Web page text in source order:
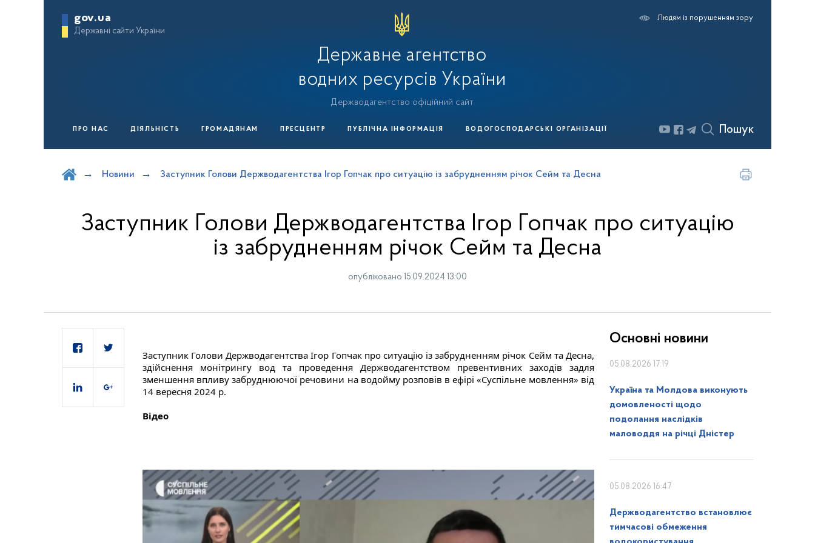
gov.ua
Державні сайти України
Державне агентство
водних ресурсів України
Держводагентство офіційний сайт
Людям із порушенням зору
ПРО НАС ДІЯЛЬНІСТЬ ГРОМАДЯНАМ ПРЕСЦЕНТР ПУБЛІЧНА ІНФОРМАЦІЯ ВОДОГОСПОДАРСЬКІ ОРГАНІЗАЦІЇ Пошук
Новини Заступник Голови Держводагентства Ігор Гопчак про ситуацію із забрудненням річок Сейм та Десна
Заступник Голови Держводагентства Ігор Гопчак про ситуацію
із забрудненням річок Сейм та Десна
опубліковано 15.09.2024 13:00
Заступник Голови Держводагентства Ігор Гопчак про ситуацію із забрудненням річок Сейм та Десна,
здійснення монітрингу вод та проведення Держводагентством превентивних заходів задля
зменшення впливу забруднюючої речовини на водойму розповів в ефірі «Суспільне мовлення» від
14 вересня 2024 р.
Відео
Основні новини
05.08.2026 17:19
Україна та Молдова виконують
домовленості щодо
подолання наслідків
маловоддя на річці Дністер
05.08.2026 16:47
Держводагентство встановлює
тимчасові обмеження